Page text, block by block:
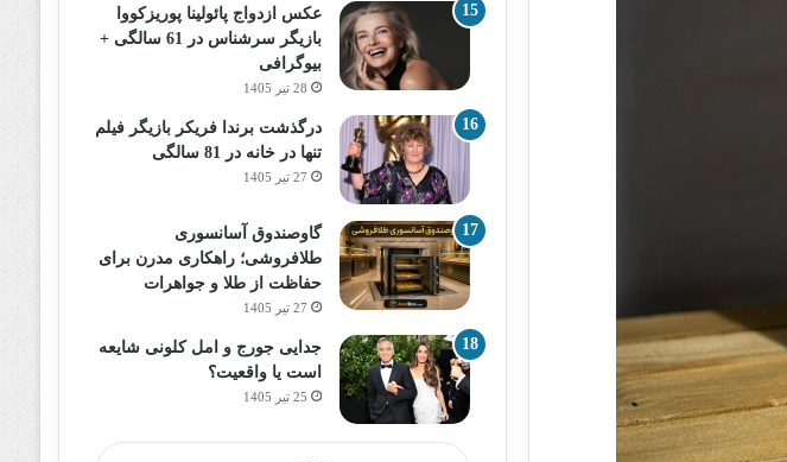
عکس ازدواج پائولینا پوریزکووا
بازیگر سرشناس در 61 سالگی +
بیوگرافی
28 تیر 1405
درگذشت برندا فریکر بازیگر فیلم
تنها در خانه در 81 سالگی
27 تیر 1405
گاوصندوق آسانسوری
طلافروشی؛ راهکاری مدرن برای
حفاظت از طلا و جواهرات
27 تیر 1405
جدایی جورج و امل کلونی شایعه
است یا واقعیت؟
25 تیر 1405